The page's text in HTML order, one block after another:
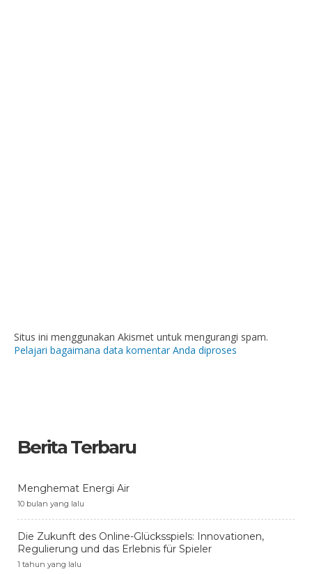
Situs ini menggunakan Akismet untuk mengurangi spam.
Pelajari bagaimana data komentar Anda diproses
Berita Terbaru
Menghemat Energi Air
10 bulan yang lalu
Die Zukunft des Online-Glücksspiels: Innovationen,
Regulierung und das Erlebnis für Spieler
1 tahun yang lalu